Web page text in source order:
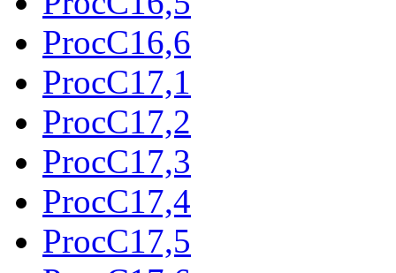
ProcC16,6
ProcC17,1
ProcC17,2
ProcC17,3
ProcC17,4
ProcC17,5